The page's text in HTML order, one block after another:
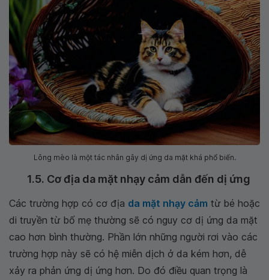
Lông mèo là một tác nhân gây dị ứng da mặt khá phổ biến.
1.5. Cơ địa da mặt nhạy cảm dẫn đến dị ứng
Các trường hợp có cơ địa da mặt nhạy cảm từ bé hoặc
di truyền từ bố mẹ thường sẽ có nguy cơ dị ứng da mặt
cao hơn bình thường. Phần lớn những người rơi vào các
trường hợp này sẽ có hệ miễn dịch ở da kém hơn, dễ
xảy ra phản ứng dị ứng hơn. Do đó điều quan trọng là